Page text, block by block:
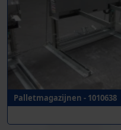
Palletmagazijnen - 1010638